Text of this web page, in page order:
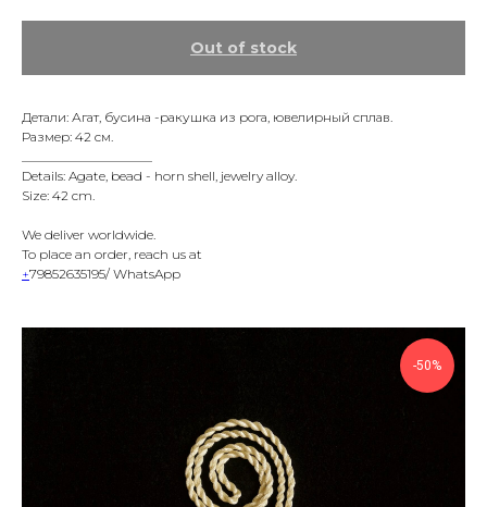
Out of stock
Детали: Агат, бусина -ракушка из рога, ювелирный сплав.
Размер: 42 см.
Details: Agate, bead - horn shell, jewelry alloy.
Size: 42 cm.
We deliver worldwide.
To place an order, reach us at
+79852635195/ WhatsApp
-50%